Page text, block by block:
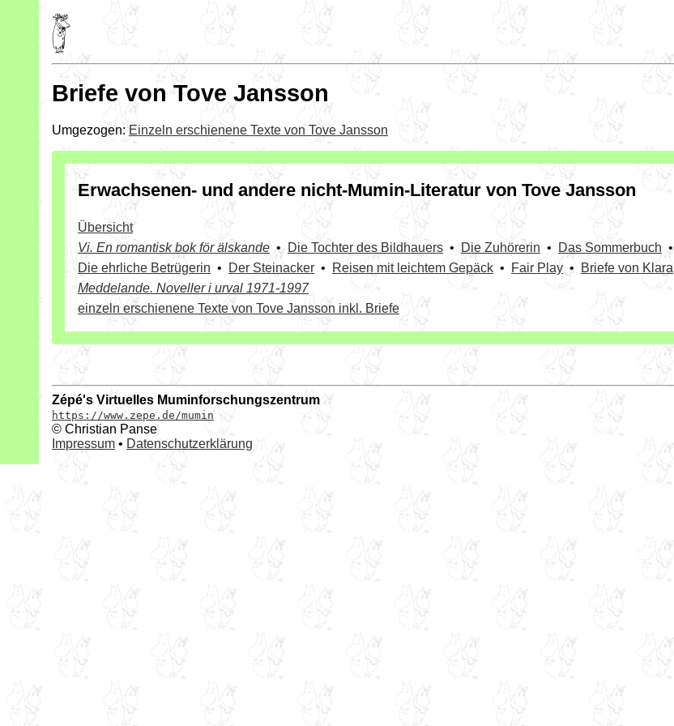
Briefe von Tove Jansson
Umgezogen:Einzeln erschienene Texte von Tove Jansson
Erwachsenen- und andere nicht-Mumin-Literatur von Tove Jansson
Übersicht
Vi. En romantisk bok för älskande • Die Tochter des Bildhauers • Die Zuhörerin • Das Sommerbuch •
Die ehrliche Betrügerin • Der Steinacker • Reisen mit leichtem Gepäck • Fair Play • Briefe von Klara
Meddelande. Noveller i urval 1971-1997
einzeln erschienene Texte von Tove Jansson inkl. Briefe
Zépé's Virtuelles Muminforschungszentrum
https://www.zepe.de/mumin
© Christian Panse
Impressum • Datenschutzerklärung